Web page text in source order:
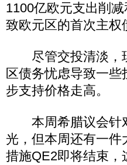
1100亿欧元支出削
致欧元区的首次主权
尽管交投清淡，现
区债务忧虑导致一
步支持价格走高。
本周希腊议会针
光，但本周还有一件
措施QE2即将结束，